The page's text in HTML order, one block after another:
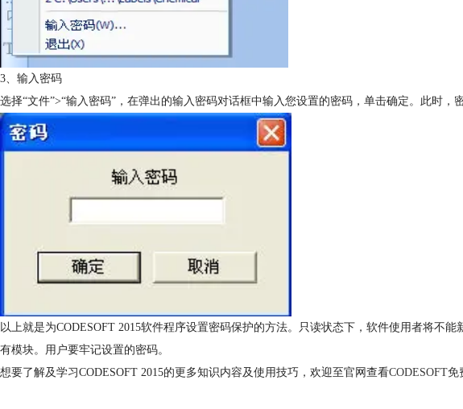
3、输入密码
选择“文件”>“输入密码”，在弹出的输入密码对话框中输入您设置的密码，单击确定。此时
以上就是为CODESOFT 2015软件程序设置密码保护的方法。只读状态下，软件使用者将不
有模块。用户要牢记设置的密码。
想要了解及学习CODESOFT 2015的更多知识内容及使用技巧，欢迎至官网查看CODESOFT免